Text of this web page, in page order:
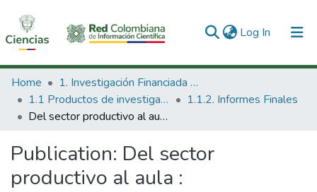
Log In (current)
Communities & Collections
All of DSpace
Home
1. Investigación Financiada con Recursos Públicos
1.1 Productos de investigación
1.1.2. Informes Finales
Del sector productivo al aula :
Publication: Del sector
productivo al aula :